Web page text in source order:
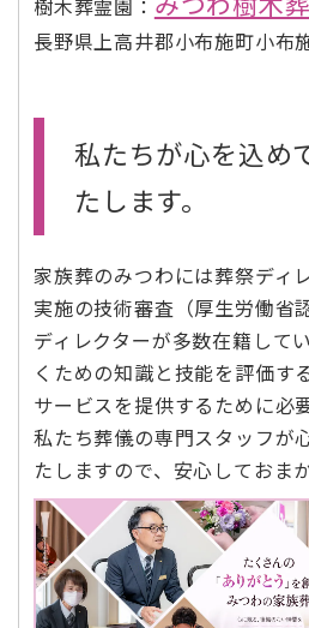
樹木葬霊園：
長野県上高井郡小布施町小布
私たちが心を込め
たします。
家族葬のみつわには葬祭ディ
実施の技術審査（厚生労働省
ディレクターが多数在籍して
くための知識と技能を評価す
サービスを提供するために必
私たち葬儀の専門スタッフが
たしますので、安心しておま